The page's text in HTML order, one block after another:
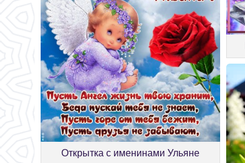
Открытка с именинами Ульяне